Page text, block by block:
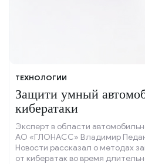
ТЕХНОЛОГИИ
Защити умный
кибератаки
Эксперт в области
АО «ГЛОНАСС» Владимир
Новости рассказал о методах
от кибератак во время